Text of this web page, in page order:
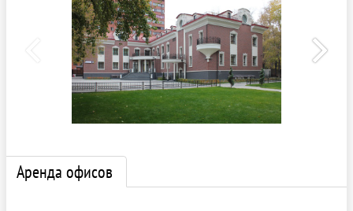
Аренда офисов